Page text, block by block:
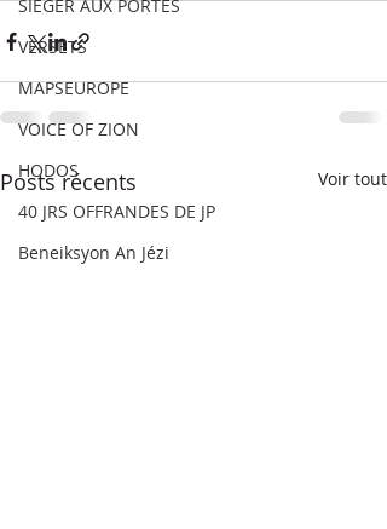
SIEGER AUX PORTES
VERSETS
MAPSEUROPE
VOICE OF ZION
HODOS
40 JRS OFFRANDES DE JP
Beneiksyon An Jézi
Posts récents Voir tout